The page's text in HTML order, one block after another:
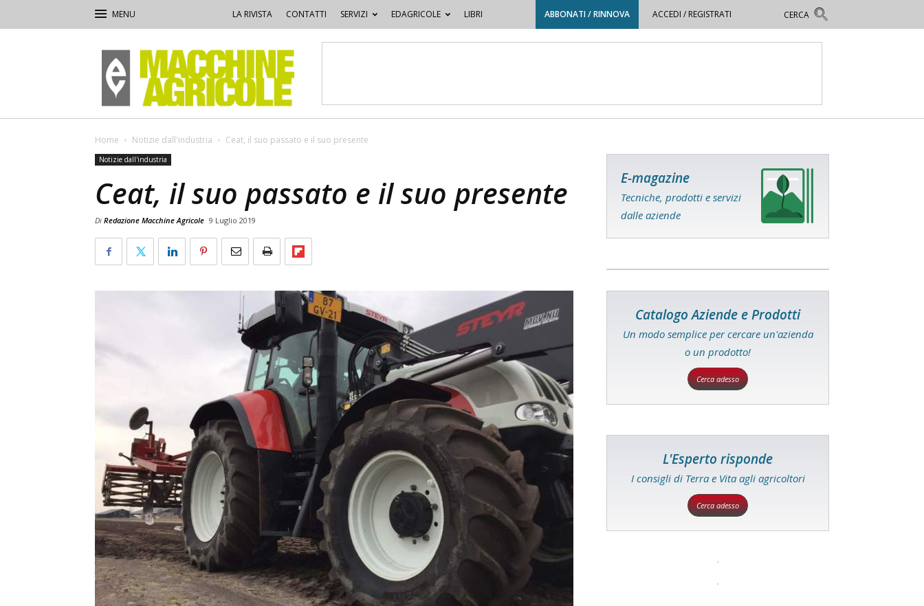
LA RIVISTA CONTATTI SERVIZI EDAGRICOLE LIBRI ABBONATI / RINNOVA ACCEDI / REGISTRATI
Macchine
Agricole
Home Notizie dall'industria Ceat, il suo passato e il suo presente
Notizie dall'industria
Ceat, il suo passato e il suo presente
Di Redazione Macchine Agricole 9 Luglio 2019
E-magazine
Tecniche, prodotti e servizi
dalle aziende
Catalogo Aziende e Prodotti
Un modo semplice per cercare un'azienda
o un prodotto!
Cerca adesso
L'Esperto risponde
I consigli di Terra e Vita agli agricoltori
Cerca adesso